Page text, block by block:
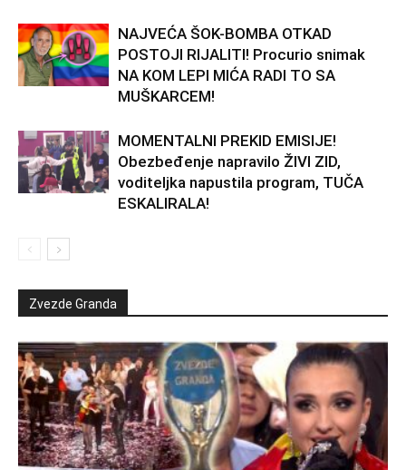
NAJVEĆA ŠOK-BOMBA OTKAD
POSTOJI RIJALITI! Procurio snimak
NA KOM LEPI MIĆA RADI TO SA
MUŠKARCEM!
MOMENTALNI PREKID EMISIJE!
Obezbeđenje napravilo ŽIVI ZID,
voditeljka napustila program, TUČA
ESKALIRALA!
Zvezde Granda